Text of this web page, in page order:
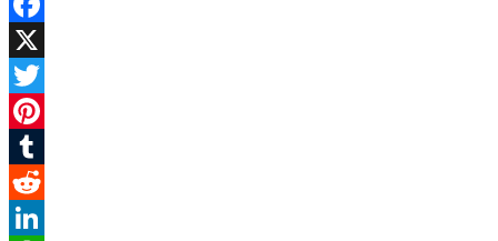
Facebook
X
Twitter
Pinterest
Tumblr
Reddit